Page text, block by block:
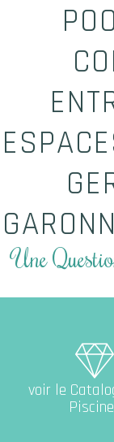
Une
voir le
Catalogue des